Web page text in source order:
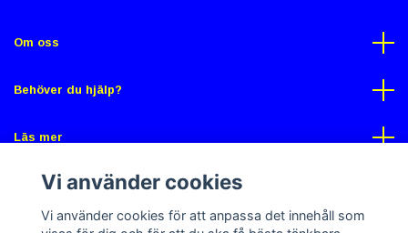
Om oss
Behöver du hjälp?
Läs mer
Sociala medier
Vi använder cookies
Vi använder cookies för att anpassa det innehåll som